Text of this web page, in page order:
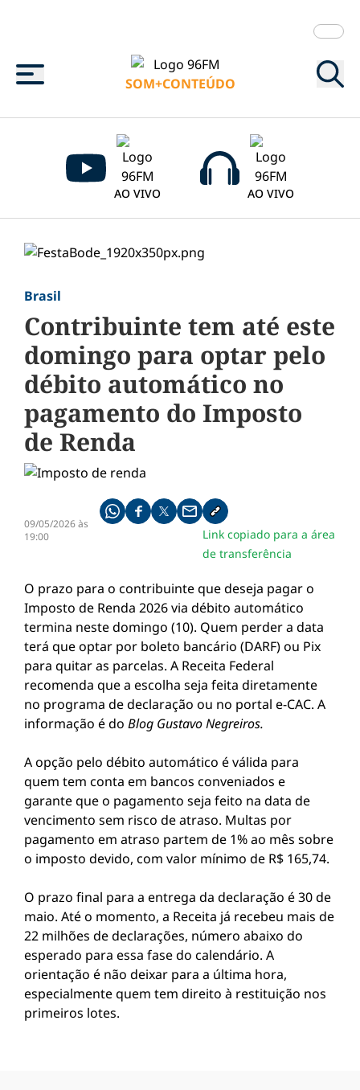
Menu
SOM+CONTEÚDO
AO VIVO AO VIVO
Brasil
Contribuinte tem até este
domingo para optar pelo
débito automático no
pagamento do Imposto
de Renda
09/05/2026 às
19:00
Compartilhe pelo whatsapp
Compartilhar no facebook
Compartilhar no twitter
Compartilhe pelo email
Copiar link da notícia
Link copiado para a área
de transferência
O prazo para o contribuinte que deseja pagar o
Imposto de Renda 2026 via débito automático
termina neste domingo (10). Quem perder a data
terá que optar por boleto bancário (DARF) ou Pix
para quitar as parcelas. A Receita Federal
recomenda que a escolha seja feita diretamente
no programa de declaração ou no portal e-CAC. A
informação é do Blog Gustavo Negreiros.
A opção pelo débito automático é válida para
quem tem conta em bancos conveniados e
garante que o pagamento seja feito na data de
vencimento sem risco de atraso. Multas por
pagamento em atraso partem de 1% ao mês sobre
o imposto devido, com valor mínimo de R$ 165,74.
O prazo final para a entrega da declaração é 30 de
maio. Até o momento, a Receita já recebeu mais de
22 milhões de declarações, número abaixo do
esperado para essa fase do calendário. A
orientação é não deixar para a última hora,
especialmente quem tem direito à restituição nos
primeiros lotes.